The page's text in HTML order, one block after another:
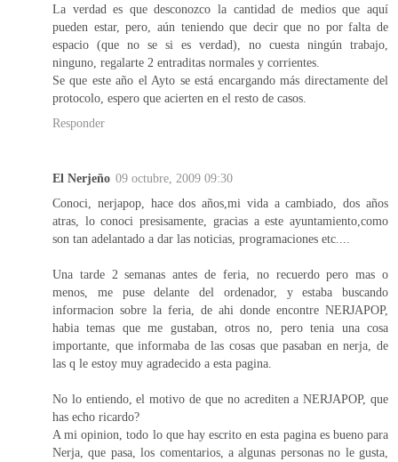
La verdad es que desconozco la cantidad de medios que aquí
pueden estar, pero, aún teniendo que decir que no por falta de
espacio (que no se si es verdad), no cuesta ningún trabajo,
ninguno, regalarte 2 entraditas normales y corrientes.
Se que este año el Ayto se está encargando más directamente del
protocolo, espero que acierten en el resto de casos.
Responder
El Nerjeño 09 octubre, 2009 09:30
Conoci, nerjapop, hace dos años,mi vida a cambiado, dos años
atras, lo conoci presisamente, gracias a este ayuntamiento,como
son tan adelantado a dar las noticias, programaciones etc....
Una tarde 2 semanas antes de feria, no recuerdo pero mas o
menos, me puse delante del ordenador, y estaba buscando
informacion sobre la feria, de ahi donde encontre NERJAPOP,
habia temas que me gustaban, otros no, pero tenia una cosa
importante, que informaba de las cosas que pasaban en nerja, de
las q le estoy muy agradecido a esta pagina.
No lo entiendo, el motivo de que no acrediten a NERJAPOP, que
has echo ricardo?
A mi opinion, todo lo que hay escrito en esta pagina es bueno para
Nerja, que pasa, los comentarios, a algunas personas no le gusta,